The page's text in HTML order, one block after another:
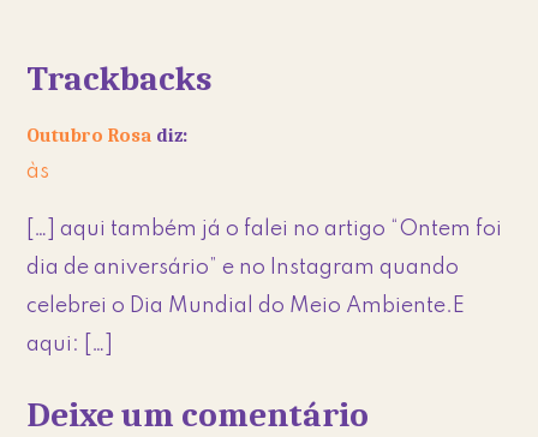
Trackbacks
Outubro Rosa diz:
às
[…] aqui também já o falei no artigo “Ontem foi
dia de aniversário” e no Instagram quando
celebrei o Dia Mundial do Meio Ambiente.E
aqui: […]
Deixe um comentário